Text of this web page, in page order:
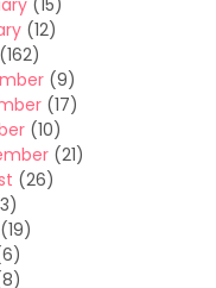
(15)
(12)
(162)
(9)
(17)
(10)
(21)
(26)
(19)